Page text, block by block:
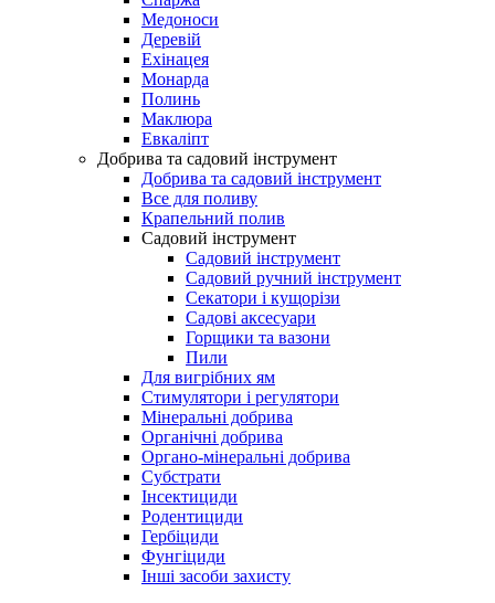
Медоноси
Деревій
Ехінацея
Монарда
Полинь
Маклюра
Евкаліпт
Добрива та садовий інструмент
Добрива та садовий інструмент
Все для поливу
Крапельний полив
Садовий інструмент
Садовий інструмент
Садовий ручний інструмент
Секатори і кущорізи
Садові аксесуари
Горщики та вазони
Пили
Для вигрібних ям
Стимулятори і регулятори
Мінеральні добрива
Органічні добрива
Органо-мінеральні добрива
Субстрати
Інсектициди
Родентициди
Гербіциди
Фунгіциди
Інші засоби захисту